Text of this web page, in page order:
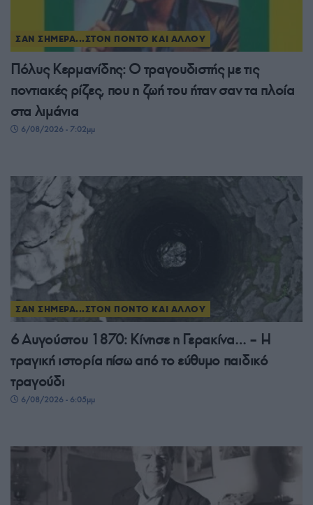
ΣΑΝ ΣΗΜΕΡΑ...ΣΤΟΝ ΠΟΝΤΟ ΚΑΙ ΑΛΛΟΥ
Πόλυς Κερμανίδης: Ο τραγουδιστής με τις
ποντιακές ρίζες, που η ζωή του ήταν σαν τα πλοία
στα λιμάνια
6/08/2026 - 7:02μμ
ΣΑΝ ΣΗΜΕΡΑ...ΣΤΟΝ ΠΟΝΤΟ ΚΑΙ ΑΛΛΟΥ
6 Αυγούστου 1870: Κίνησε η Γερακίνα… – Η
τραγική ιστορία πίσω από το εύθυμο παιδικό
τραγούδι
6/08/2026 - 6:05μμ